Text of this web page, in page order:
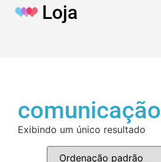
Loja
comunicação
Exibindo um único resultado